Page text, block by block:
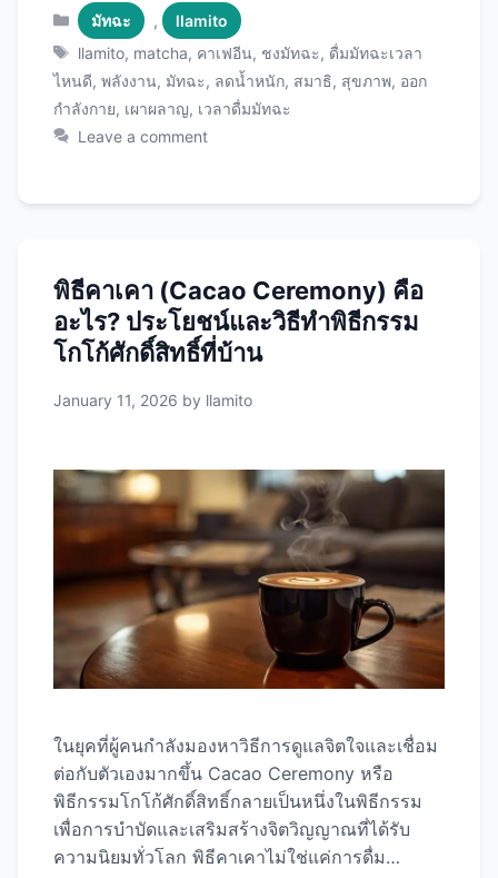
พร้อมเคล็ดลับการชง Llamito Matcha ให้ได้
ประโยชน์เต็มที่ตลอดวัน ทำไมเวลาถึงสำคัญกับกา
รดื่มมัทฉะ? มัทฉะมีสารสำคัญหลายชนิดที่ทำงาน
ต่างกันตามเวลาของวัน: 1. คาเฟอีน (Caffeine) มัท
ฉะมีคาเฟอีนประมาณ 35-40 มก. ต่อแก้ว ซึ่งถูก
หลับ 2. L-theanine กรดอะมิโนที่ช่วยเพิ่มสมาธิ
อิสระ สารเหล่านี้ช่วยเผาผลาญไขมันได้ดีที่สุดเมื่อ
ดื่มในช่วงเวลาที่เหมาะสม โดยเฉพาะก่อนออก
กำลังกายหรือก่อนอาหาร 4. Chlorophyll ช่วยดีท็
ดีที่สุดในการดื่มมัทฉะตามเป้าหมาย
30-60 นาทีหลังตื่นนอน ประโยชน์: วิธีดื่ม: เหมาะ
สำหรับ: เคล็ดลับ: ถ้าคุณเป็นคนท้องไวต่อคาเฟอีน
ควรกินอาหารเช้าเบาๆ ก่อนดื่ม เช่น กล้วย ข้าวโอ๊ต
…Read more
Categories
มัทฉะ ,
llamito
Tags
llamito, matcha, คาเฟอีน, ชงมัทฉะ, ดื่มมัทฉะเวลา
ไหนดี, พลังงาน, มัทฉะ, ลดน้ำหนัก, สมาธิ, สุขภาพ, ออก
กำลังกาย, เผาผลาญ, เวลาดื่มมัทฉะ
Leave a comment
พิธีคาเคา (Cacao Ceremony) คือ
อะไร? ประโยชน์และวิธีทำพิธีกรรม
โกโก้ศักดิ์สิทธิ์ที่บ้าน
January 11, 2026 by llamito
ในยุคที่ผู้คนกำลังมองหาวิธีการดูแลจิตใจและเชื่อม
ต่อกับตัวเองมากขึ้น Cacao Ceremony หรือ
พิธีกรรมโกโก้ศักดิ์สิทธิ์กลายเป็นหนึ่งในพิธีกรรม
เพื่อการบำบัดและเสริมสร้างจิตวิญญาณที่ได้รับ
ความนิยมทั่วโลก พิธีคาเคาไม่ใช่แค่การดื่ม